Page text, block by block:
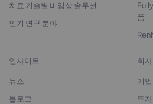
치료 기술별 비임상 솔루션
인기 연구 분야
폼
인사이트
뉴스
블로그
회
기
투